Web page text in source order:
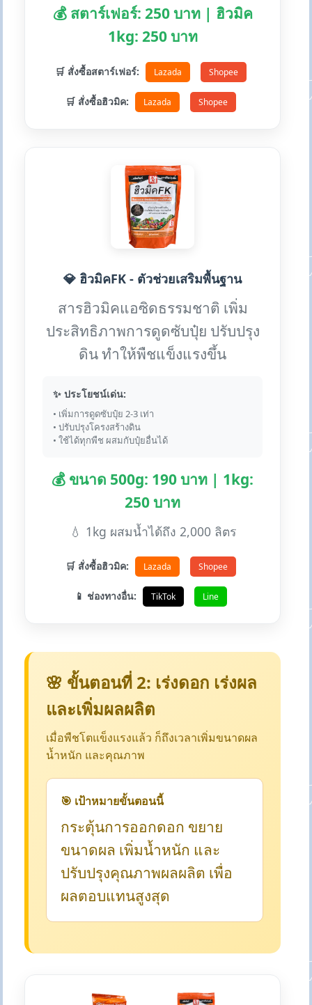
💰 สตาร์เฟอร์: 250 บาท | ฮิวมิค
1kg: 250 บาท
🛒 สั่งซื้อสตาร์เฟอร์: Lazada Shopee
🛒 สั่งซื้อฮิวมิค: Lazada Shopee
💎 ฮิวมิคFK - ตัวช่วยเสริมพื้นฐาน
สารฮิวมิคแอซิดธรรมชาติ เพิ่ม
ประสิทธิภาพการดูดซับปุ๋ย ปรับปรุง
ดิน ทำให้พืชแข็งแรงขึ้น
✨ ประโยชน์เด่น:
• เพิ่มการดูดซับปุ๋ย 2-3 เท่า
• ปรับปรุงโครงสร้างดิน
• ใช้ได้ทุกพืช ผสมกับปุ๋ยอื่นได้
💰 ขนาด 500g: 190 บาท | 1kg:
250 บาท
💧 1kg ผสมน้ำได้ถึง 2,000 ลิตร
🛒 สั่งซื้อฮิวมิค: Lazada Shopee
📱 ช่องทางอื่น: TikTok Line
🌸 ขั้นตอนที่ 2: เร่งดอก เร่งผล
และเพิ่มผลผลิต
เมื่อพืชโตแข็งแรงแล้ว ก็ถึงเวลาเพิ่มขนาดผล
น้ำหนัก และคุณภาพ
🎯 เป้าหมายขั้นตอนนี้
กระตุ้นการออกดอก ขยาย
ขนาดผล เพิ่มน้ำหนัก และ
ปรับปรุงคุณภาพผลผลิต เพื่อ
ผลตอบแทนสูงสุด